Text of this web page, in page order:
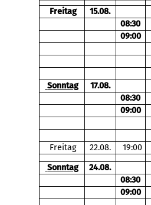
Freitag
15.08.
08:30
09:00
Sonntag 17.08.
08:30
09:00
Freitag 22.08. 19:00
Sonntag
24.08.
08:30
09:00